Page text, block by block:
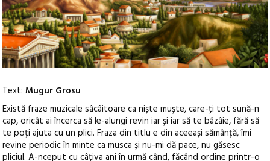
Text:Mugur Grosu
Există fraze muzicale sâcâitoare ca niște muște, care-ți tot sună-n
cap, oricât ai încerca să le-alungi revin iar și iar să te bâzâie, fără să
te poți ajuta cu un plici. Fraza din titlu e din aceeași sămânță, îmi
revine periodic în minte ca musca și nu-mi dă pace, nu găsesc
pliciul. A-nceput cu câțiva ani în urmă când, făcând ordine printr-o